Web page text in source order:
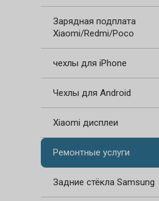
Зарядная подплата
Xiaomi/Redmi/Poco
чехлы для iPhone
Чехлы для Android
Xiaomi дисплеи
Ремонтные услуги
Задние стёкла Samsung